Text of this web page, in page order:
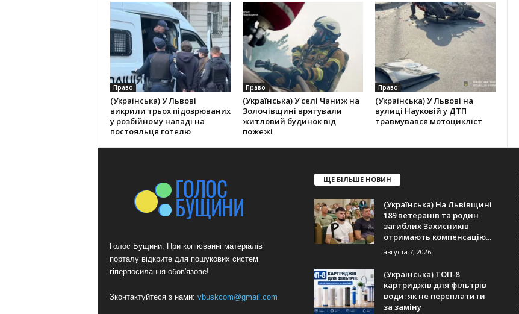
Право
(Українська) У Львові
викрили трьох підозрюваних
у розбійному нападі на
постояльця готелю
Право
(Українська) У селі Чаниж на
Золочівщині врятували
житловий будинок від
пожежі
Право
(Українська) У Львові на
вулиці Науковій у ДТП
травмувався мотоцикліст
Голос Бущини. При копіюванні матеріалів
порталу відкрите для пошукових систем
гіперпосилання обов'язове!
Зконтактуйтеся з нами: vbuskcom@gmail.com
ЩЕ БІЛЬШЕ НОВИН
(Українська) На Львівщині
189 ветеранів та родин
загиблих Захисників
отримають компенсацію...
августа 7, 2026
(Українська) ТОП-8
картриджів для фільтрів
води: як не переплатити
за заміну